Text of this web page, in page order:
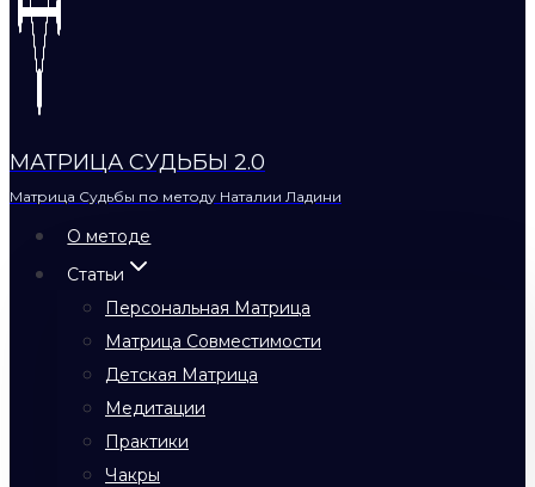
МАТРИЦА СУДЬБЫ 2.0
Матрица Судьбы по методу Наталии Ладини
О методе
Статьи
Персональная Матрица
Матрица Совместимости
Детская Матрица
Медитации
Практики
Чакры